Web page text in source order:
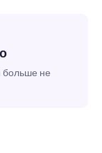
больше не